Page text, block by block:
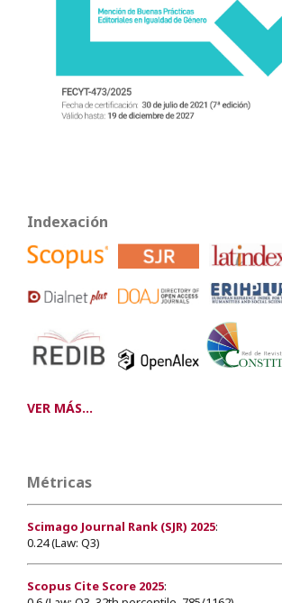
Indexación
VER MÁS...
Métricas
Scimago Journal Rank (SJR) 2025:
0.24 (Law: Q3)
Scopus Cite Score 2025: